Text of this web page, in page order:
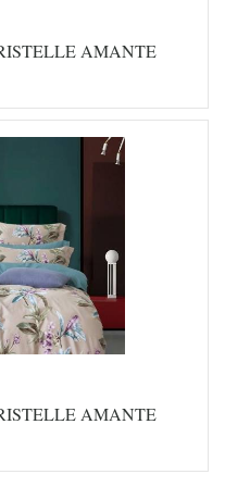
AMANTE
AMANTE